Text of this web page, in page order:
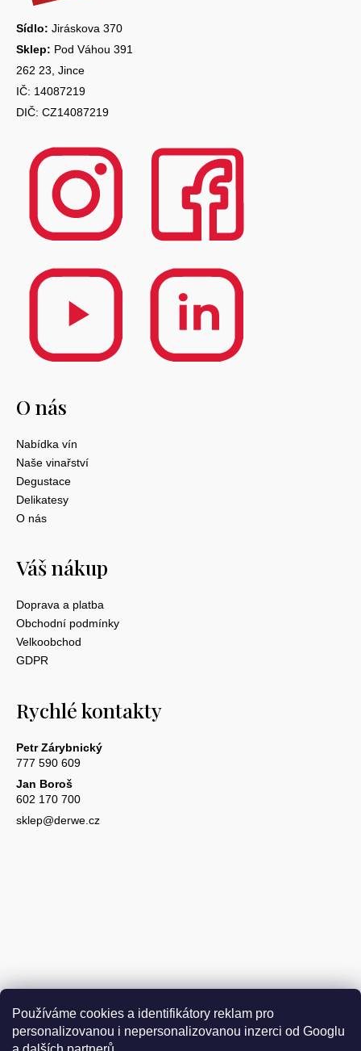
Používáme cookies a identifikátory reklam pro
personalizovanou i nepersonalizovanou inzerci od Googlu
Sídlo: Jiráskova 370
Sklep: Pod Váhou 391
262 23, Jince
IČ: 14087219
DIČ: CZ14087219
O nás
Nabídka vín
Naše vinařství
Degustace
Delikatesy
O nás
Váš nákup
Doprava a platba
Obchodní podmínky
Velkoobchod
GDPR
Rychlé kontakty
Petr Zárybnický
777 590 609
Jan Boroš
602 170 700
sklep@derwe.cz